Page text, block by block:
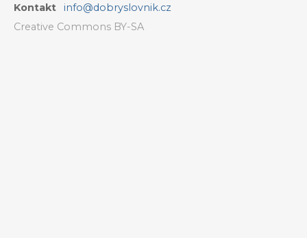
Kontakt
info@dobryslovnik.cz
Creative Commons BY-SA